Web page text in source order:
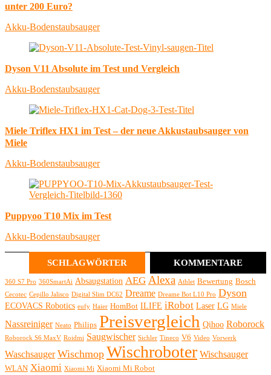
unter 200 Euro?
Akku-Bodenstaubsauger
Dyson V11 Absolute im Test und Vergleich
Akku-Bodenstaubsauger
Miele Triflex HX1 im Test – der neue Akkustaubsauger von
Miele
Akku-Bodenstaubsauger
Puppyoo T10 Mix im Test
Akku-Bodenstaubsauger
SCHLAGWÖRTER KOMMENTARE
360 S7 Pro 360SmartAi Absaugstation AEG Alexa Athlet Bewertung Bosch
Cecotec Cepillo Jalisco Digital Slim DC62 Dreame Dreame Bot L10 Pro Dyson
ECOVACS Robotics eufy Haier HomBot ILIFE iRobot Laser LG Miele
Nassreiniger Neato Philips Preisvergleich Qihoo Roborock
Roborock S6 MaxV Roidmi Saugwischer Sichler Tineco V6 Video Vorwerk
Waschsauger Wischmop Wischroboter Wischsauger
WLAN Xiaomi Xiaomi Mi Xiaomi Mi Robot